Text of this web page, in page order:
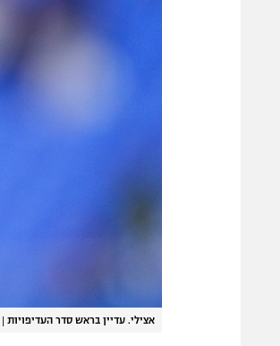
אצילי. עדיין בראש סדר העדיפויות |